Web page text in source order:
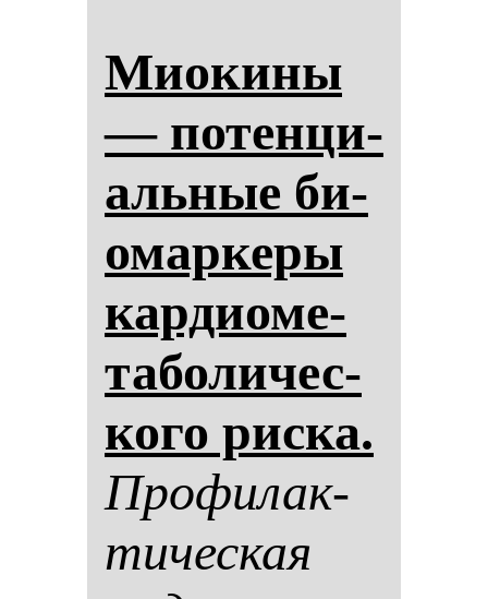
Миоки­ны
— по­тен­ци­
аль­ные би­
омар­ке­ры
кар­ди­оме­
та­бо­ли­чес­
ко­го рис­ка.
Про­фи­лак­
ти­чес­кая